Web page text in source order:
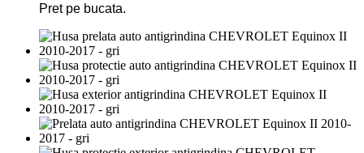
Pret pe bucata.